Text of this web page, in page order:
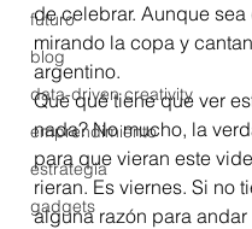
futuro
blog
data-driven creativity
emprendimiento
estrategia
gadgets
de celebrar. Aunque sea
mirando la copa y
argentino.
Que qué tiene que ver
nada? No mucho, la
para que vieran este
rieran. Es viernes. Si no
alguna razón para andar